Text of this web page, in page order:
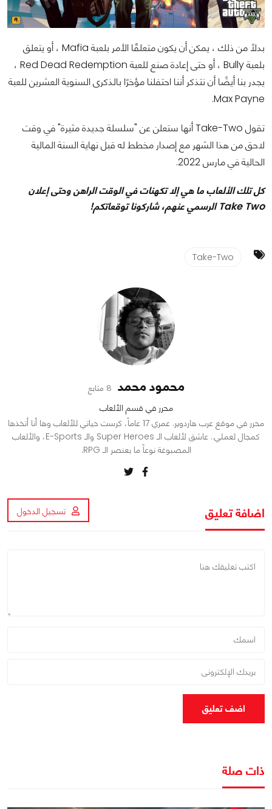
بدلاً من ذلك ، يمكن أن يكون متعلقًا الأمر بلعبة Mafia ، أو يتعلق
بلعبة Bully ، أو حتى إعادة صنع للعبة Red Dead Redemption ،
يجدر بنا أيضًا أن نتذكر أننا احتفلنا مؤخرًا بالذكرى السنوية العشرين للعبة
Max Payne.
تقول Take-Two أنها ستعلن عن "سلسلة جديدة مثيرة" في وقت
لاحق من هذا الشهر مع إصدار مخطط له قبل نهاية السنة المالية
الحالية في مارس 2022.
كل تلك الألعاب ما هي إلا تكهنات في الوقت الراهن وحتى إعلان
Take Two الرسمي عنهم، شاركونا توقعاتكم!
Take-Two
محمود محمد 8 متابع
محرر في قسم الألعاب
محرر في موقع عرب هاردوير. عمري 17 عاماً، كرست حياتي للألعاب وها أنا أتخذها
كمجال لعملي.. عاشق لألعاب الـ Super Heroes والـ E-Sports، والألعاب
المصبوغة نوعاً ما بعنصر الـ RPG.
اضافة تعليق تسجيل الدخول
اضف تعليق
ذات صلة